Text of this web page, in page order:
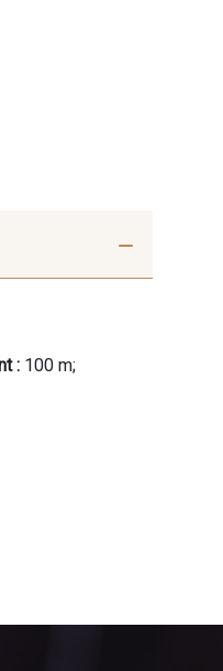
: 100 m;